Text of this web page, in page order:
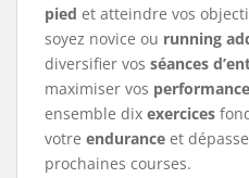
pied et atteindre vos
soyez novice ou running
diversifier vos séances
maximiser vos
ensemble dix exercices
votre endurance et
prochaines courses.